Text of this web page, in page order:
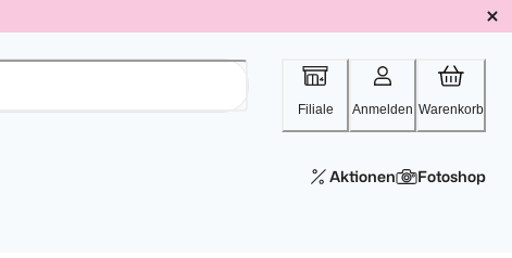
Filiale Anmelden Warenkorb
Aktionen Fotoshop